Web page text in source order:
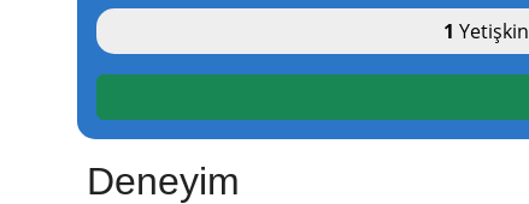
1 Yetişkin
Deneyim